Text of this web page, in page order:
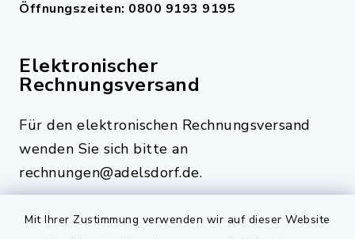
Mit Ihrer Zustimmung verwenden wir auf dieser Website
Öffnungszeiten: 0800 9193 9195
Elektronischer
Rechnungsversand
Für den elektronischen Rechnungsversand
wenden Sie sich bitte an
rechnungen@adelsdorf.de.